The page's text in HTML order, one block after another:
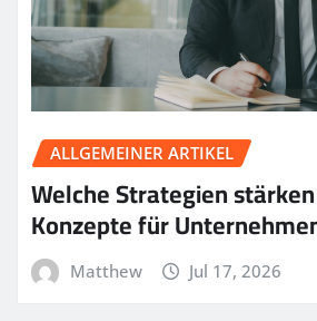
ALLGEMEINER ARTIKEL
Welche Strategien
Konzepte für
Matthew Jul 17, 2026